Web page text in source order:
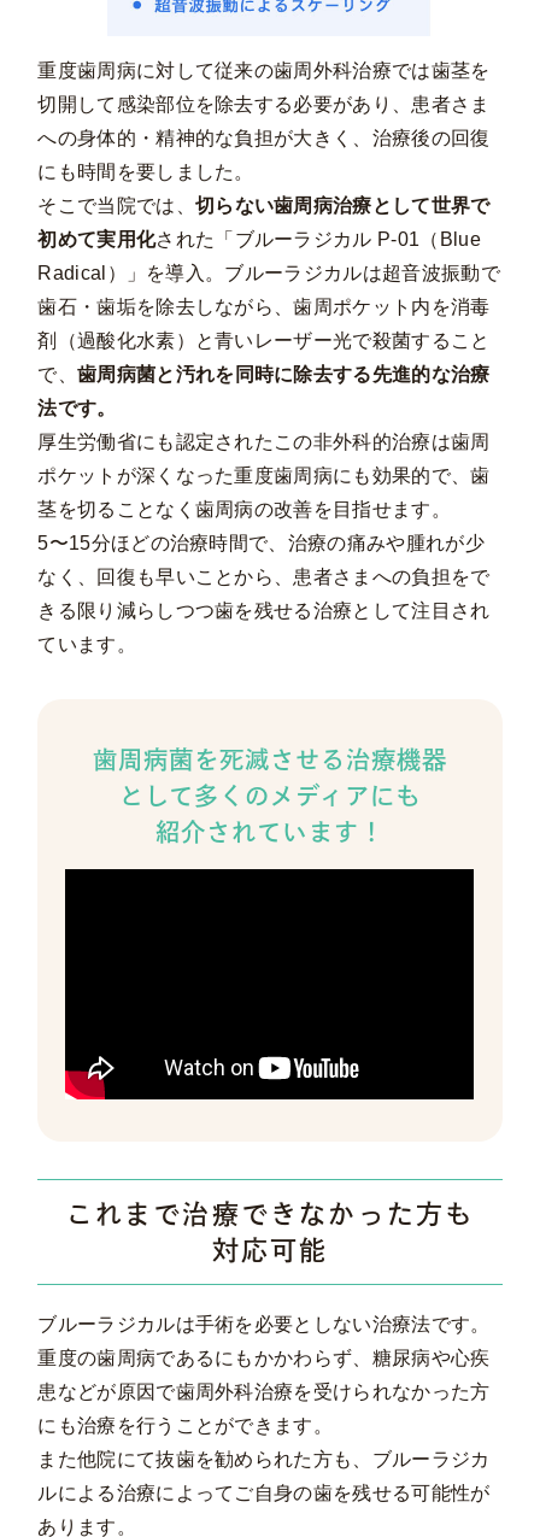
重度歯周病に対して従来の歯周外科治療では歯茎を
切開して感染部位を除去する必要があり、患者さま
への身体的・精神的な負担が大きく、治療後の回復
にも時間を要しました。
そこで当院では、 切らない歯周病治療として世界で
初めて実用化された「ブルーラジカル P-01（Blue
Radical）」を導入。ブルーラジカルは超音波振動で
歯石・歯垢を除去しながら、歯周ポケット内を消毒
剤（過酸化水素）と青いレーザー光で殺菌すること
で、 歯周病菌と汚れを同時に除去する先進的な治療
法です。
厚生労働省にも認定されたこの非外科的治療は歯周
ポケットが深くなった重度歯周病にも効果的で、歯
茎を切ることなく歯周病の改善を目指せます。
5〜15分ほどの治療時間で、治療の痛みや腫れが少
なく、回復も早いことから、患者さまへの負担をで
きる限り減らしつつ歯を残せる治療として注目され
ています。
歯周病菌を死滅させる治療機器
として 多くのメディアにも
紹介されています！
これまで治療できなかった方も
対応可能
ブルーラジカルは手術を必要としない治療法です。
重度の歯周病であるにもかかわらず、糖尿病や心疾
患などが原因で歯周外科治療を受けられなかった方
にも治療を行うことができます。
また他院にて抜歯を勧められた方も、ブルーラジカ
ルによる治療によってご自身の歯を残せる可能性が
あります。